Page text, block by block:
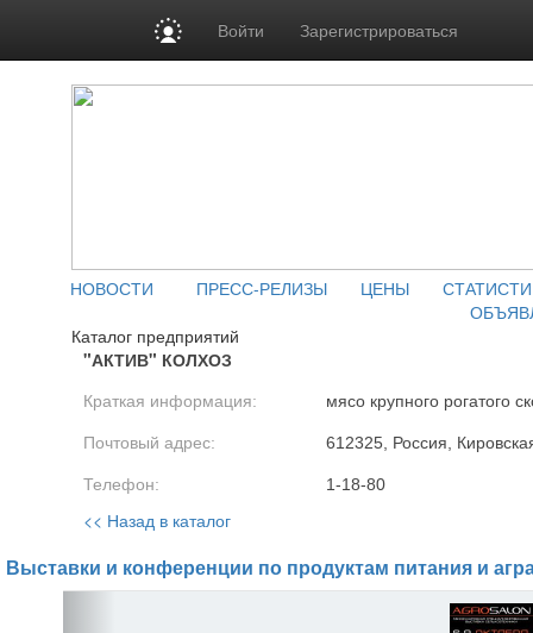
Войти Зарегистрироваться
НОВОСТИ ПРЕСС-РЕЛИЗЫ ЦЕНЫ
Каталог предприятий
"АКТИВ" КОЛХОЗ
Краткая информация: мясо крупного рогатого
Почтовый адрес: 612325, Россия,
Телефон: 1-18-80
<< Назад в каталог
Выставки и конференции по продуктам питания и